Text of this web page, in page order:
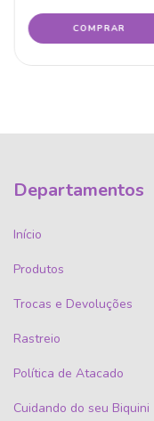
COMPRAR
Departamentos
Início
Produtos
Trocas e Devoluções
Rastreio
Política de Atacado
Cuidando do seu Biquini